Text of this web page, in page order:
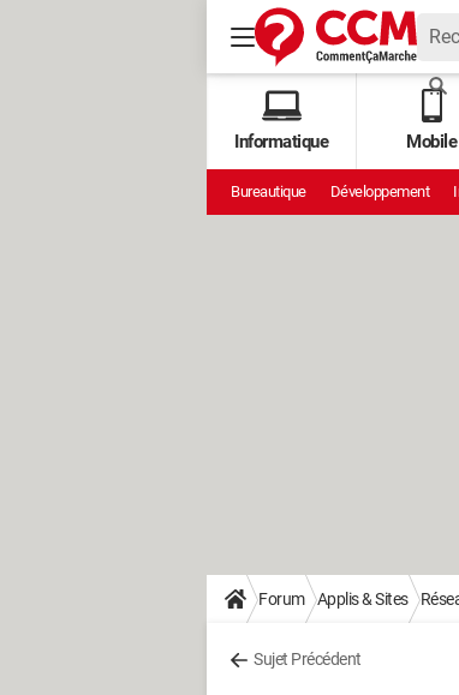
Informatique Mobile
Bureautique Développement
Forum Applis & Sites
Sujet Précédent